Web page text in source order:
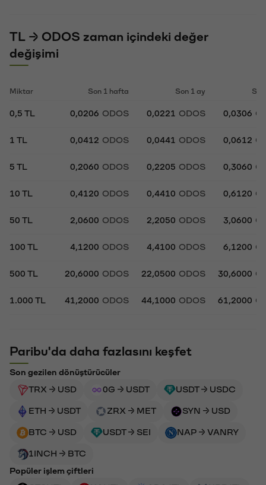
TL → ODOS zaman içindeki değer
değişimi
Miktar Son 1 hafta Son 1 ay
0,5 TL 0,0206 ODOS 0,0221 ODOS 0,0306
1 TL 0,0412 ODOS 0,0441 ODOS 0,0612
5 TL 0,2060 ODOS 0,2205 ODOS 0,3060
10 TL 0,4120 ODOS 0,4410 ODOS 0,6120
50 TL 2,0600 ODOS 2,2050 ODOS 3,0600
100 TL 4,1200 ODOS 4,4100 ODOS 6,1200
500 TL 20,6000 ODOS 22,0500 ODOS 30,6000
1.000 TL 41,2000 ODOS 44,1000 ODOS 61,2000
Paribu'da daha fazlasını keşfet
Son gezilen dönüştürücüler
TRX → USD
0G → USDT USDT → USDC
ETH → USDT ZRX → MET SYN → USD
BTC → USD USDT → SEI NAP → VANRY
1INCH → BTC
Popüler işlem çiftleri